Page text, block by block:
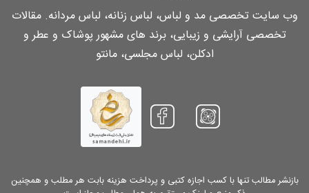
وب سایت تخصصی مد و لباس، لباس زنانه، لباس مردانه. مقالات
تخصصی آرایشی و زیبایی، برند های مشهور پوشاک و عطر و
ادکلن، لباس مجلسی، مانتو
بازنشر مطالب تنها با کسب اجازه کتبی و پرداخت هزینه بابت هر مطلب و همچنین